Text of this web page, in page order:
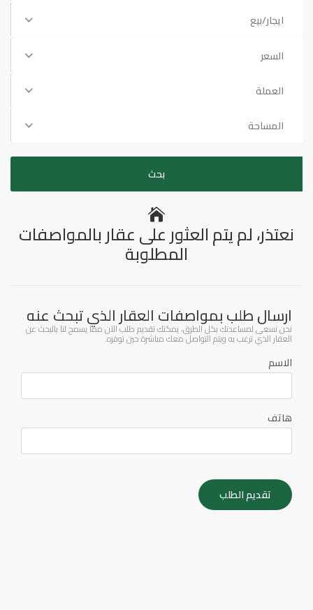
ايجار/بيع
السعر
العملة
المساحة
نعتذر، لم يتم العثور على عقار بالمواصفات
المطلوبة
ارسال طلب بمواصفات العقار الذي تبحث عنه
نحن نسعى لمساعدتك بكل الطرق، يمكنك تقديم طلب الآن مما يسمح لنا بالبحث عن
العقار الذي ترغب به ويتم التواصل معك مباشرة حين توفره.
الاسم
هاتف
تقديم الطلب